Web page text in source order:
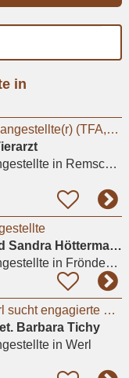
in
Tiermedizinische(r) Fachangestellte(r) (TFA,m/w/d) in Voll-oder Teilzeit
in Remscheid, Lüttringhausen
Dr. Oliver Herrmann und Sandra Höttermann GbR
in Fröndenberg/Ruhr
Kleintierarztpraxis in Werl sucht engagierte Praxishilfe in Teilzeit
Barbara Tichy
in Werl